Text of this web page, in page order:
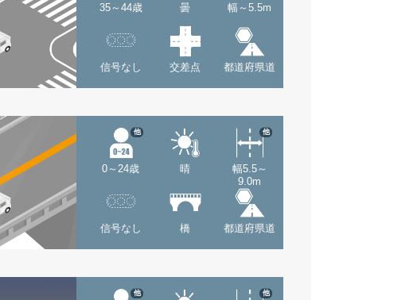
35～44歳 曇 幅～5.5m
信号なし 交差点 都道府県道
0～24歳
他
晴
幅5.5～
9.0m
他
信号なし 橋 都道府県道
他 他